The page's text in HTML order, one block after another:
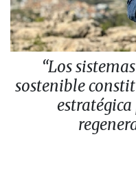
“Los
sostenible